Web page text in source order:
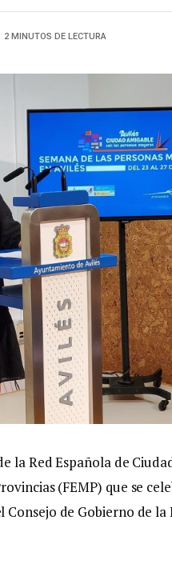
2 MINUTOS DE LECTURA
la Red Española de
(FEMP) que se
de Gobierno de la